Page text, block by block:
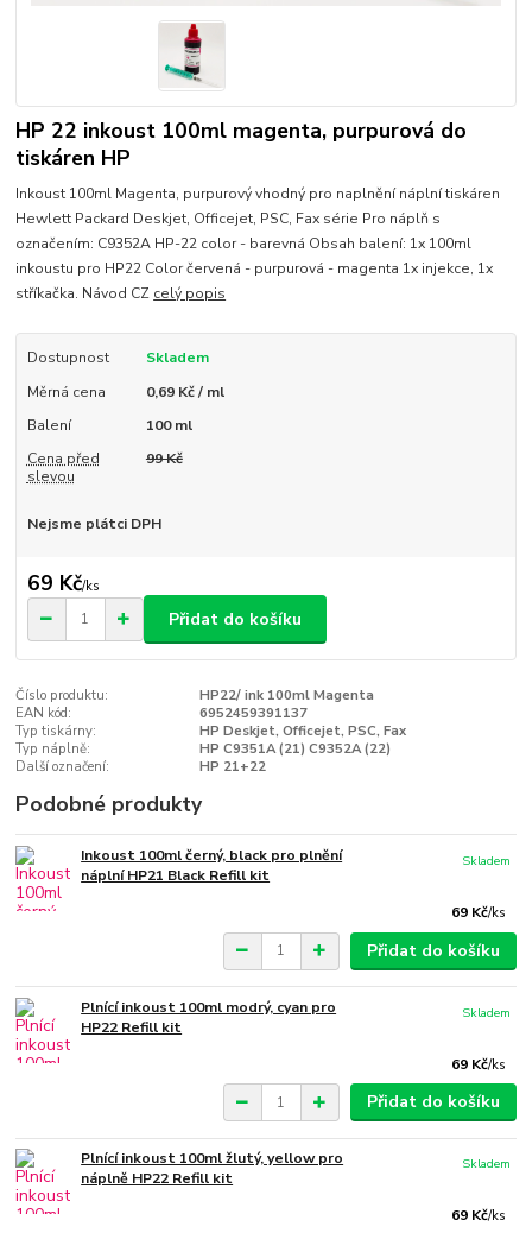
HP 22 inkoust 100ml magenta, purpurová do
tiskáren HP
Inkoust 100ml Magenta, purpurový vhodný pro naplnění náplní tiskáren
Hewlett Packard Deskjet, Officejet, PSC, Fax série Pro náplň s
označením: C9352A HP-22 color - barevná Obsah balení: 1x 100ml
inkoustu pro HP22 Color červená - purpurová - magenta 1x injekce, 1x
stříkačka. Návod CZ celý popis
Dostupnost
Skladem
Měrná cena
0,69 Kč / ml
Balení
100 ml
Cena před
slevou
99 Kč
Nejsme plátci DPH
69 Kč/ks
Přidat do košíku
Číslo produktu:
HP22/ ink 100ml Magenta
EAN kód:
6952459391137
Typ tiskárny:
HP Deskjet, Officejet, PSC, Fax
Typ náplně:
HP C9351A (21) C9352A (22)
Další označení:
HP 21+22
Podobné produkty
Inkoust 100ml černý, black pro plnění
náplní HP21 Black Refill kit
69 Kč/ks
Skladem
Přidat do košíku
Plnící inkoust 100ml modrý, cyan pro
HP22 Refill kit
69 Kč/ks
Skladem
Přidat do košíku
Plnící inkoust 100ml žlutý, yellow pro
náplně HP22 Refill kit
69 Kč/ks
Skladem